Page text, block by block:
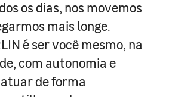
os dias, nos movemos
mais longe.
é ser você mesmo, na
com autonomia e
de forma